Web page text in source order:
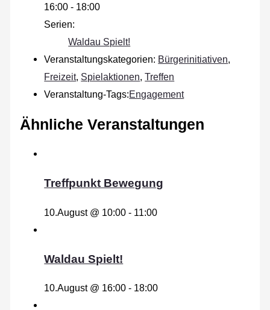
16:00 - 18:00
Serien:
Waldau Spielt!
Veranstaltungskategorien: Bürgerinitiativen,
Freizeit, Spielaktionen,Treffen
Veranstaltung-Tags:Engagement
Ähnliche Veranstaltungen
Treffpunkt Bewegung
10.August @ 10:00 - 11:00
Waldau Spielt!
10.August @ 16:00 - 18:00